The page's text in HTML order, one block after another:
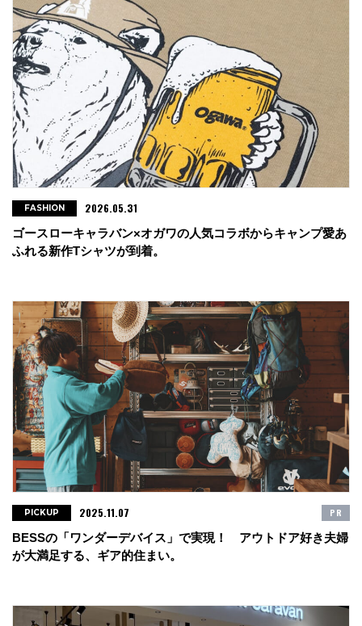
ゴースローキャラバン×オガワの人気コラボからキャンプ愛あ
ふれる新作Tシャツが到着。
FASHION 2026.05.31
BESSの「ワンダーデバイス」で実現！ アウトドア好き夫婦
が大満足する、ギア的住まい。
PICKUP 2025.11.07 PR